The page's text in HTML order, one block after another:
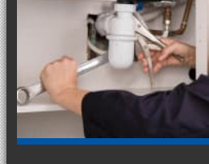
Inspección de tuberías con
Detección de fugas
Pozos negros: servicio de
Limpiar y desinfectar aljibes
Desinfección de depósitos de agua
Reparación de fugas ocultas